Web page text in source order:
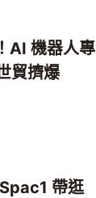
AI 機器人專
貿擠爆
帶逛